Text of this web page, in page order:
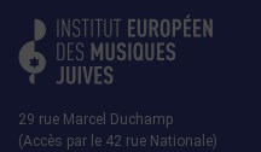
29 rue Marcel Duchamp
(Accès par le 42 rue Nationale)